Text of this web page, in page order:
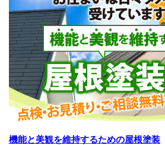
機能と美観を維持するための屋根塗装